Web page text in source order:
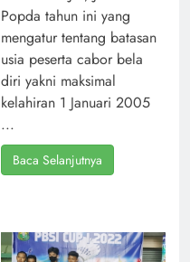
Popda tahun ini yang
mengatur tentang batasan
usia peserta cabor bela
diri yakni maksimal
kelahiran 1 Januari 2005
...
Baca Selanjutnya